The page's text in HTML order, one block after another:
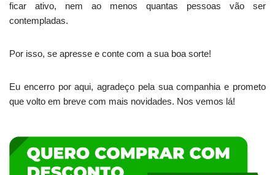
ficar ativo, nem ao menos quantas pessoas vão ser
contempladas.
Por isso, se apresse e conte com a sua boa sorte!
Eu encerro por aqui, agradeço pela sua companhia e prometo
que volto em breve com mais novidades. Nos vemos lá!